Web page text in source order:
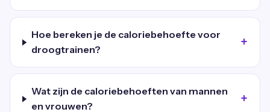
Hoe bereken je de caloriebehoefte voor
droogtrainen?
Wat zijn de caloriebehoeften van mannen
en vrouwen?